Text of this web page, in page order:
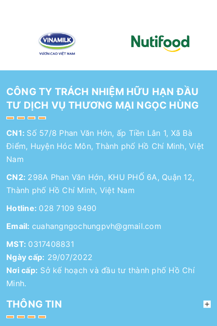
CÔNG TY TRÁCH NHIỆM HỮU HẠN ĐẦU
TƯ DỊCH VỤ THƯƠNG MẠI NGỌC HÙNG
CN1: Số 57/8 Phan Văn Hớn, ấp Tiền Lân 1, Xã Bà
Điểm, Huyện Hóc Môn, Thành phố Hồ Chí Minh, Việt
Nam
CN2: 298A Phan Văn Hớn, KHU PHỐ 6A, Quận 12,
Thành phố Hồ Chí Minh, Việt Nam
Hotline: 028 7109 9490
Email: cuahangngochungpvh@gmail.com
MST: 0317408831
Ngày cấp: 29/07/2022
Nơi cấp: Sở kế hoạch và đầu tư thành phố Hồ Chí
Minh.
THÔNG TIN